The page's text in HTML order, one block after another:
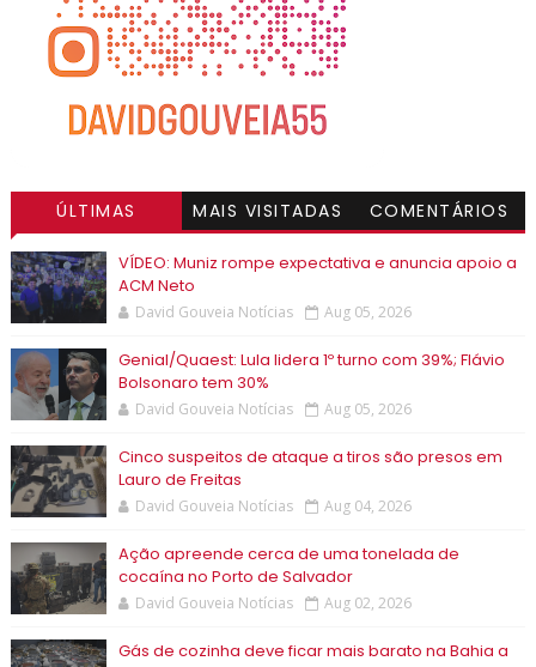
ÚLTIMAS MAIS VISITADAS COMENTÁRIOS
VÍDEO: Muniz rompe expectativa e anuncia apoio a
ACM Neto
David Gouveia Notícias Aug 05, 2026
Genial/Quaest: Lula lidera 1º turno com 39%; Flávio
Bolsonaro tem 30%
David Gouveia Notícias Aug 05, 2026
Cinco suspeitos de ataque a tiros são presos em
Lauro de Freitas
David Gouveia Notícias Aug 04, 2026
Ação apreende cerca de uma tonelada de
cocaína no Porto de Salvador
David Gouveia Notícias Aug 02, 2026
Gás de cozinha deve ficar mais barato na Bahia a